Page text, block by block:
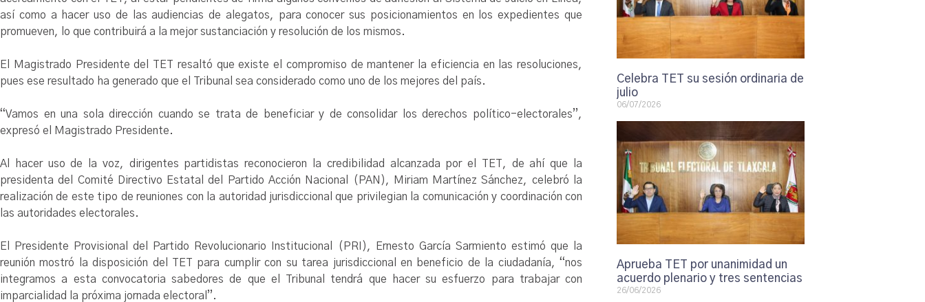
así como a hacer uso de las audiencias de alegatos, para conocer sus posicionamientos en los expedientes que
promueven, lo que contribuirá a la mejor sustanciación y resolución de los mismos.
El Magistrado Presidente del TET resaltó que existe el compromiso de mantener la eficiencia en las resoluciones,
pues ese resultado ha generado que el Tribunal sea considerado como uno de los mejores del país.
“Vamos en una sola dirección cuando se trata de beneficiar y de consolidar los derechos político-electorales”,
expresó el Magistrado Presidente.
Al hacer uso de la voz, dirigentes partidistas reconocieron la credibilidad alcanzada por el TET, de ahí que la
presidenta del Comité Directivo Estatal del Partido Acción Nacional (PAN), Miriam Martínez Sánchez, celebró la
realización de este tipo de reuniones con la autoridad jurisdiccional que privilegian la comunicación y coordinación con
las autoridades electorales.
El Presidente Provisional del Partido Revolucionario Institucional (PRI), Ernesto García Sarmiento estimó que la
reunión mostró la disposición del TET para cumplir con su tarea jurisdiccional en beneficio de la ciudadanía, “nos
integramos a esta convocatoria sabedores de que el Tribunal tendrá que hacer su esfuerzo para trabajar con
imparcialidad la próxima jornada electoral”.
Celebra TET su sesión ordinaria de
julio
06/07/2026
Aprueba TET por unanimidad un
acuerdo plenario y tres sentencias
26/06/2026